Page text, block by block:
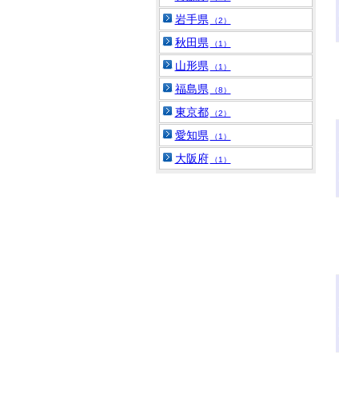
岩手県 （2）
秋田県 （1）
山形県 （1）
福島県 （8）
東京都 （2）
愛知県 （1）
大阪府 （1）